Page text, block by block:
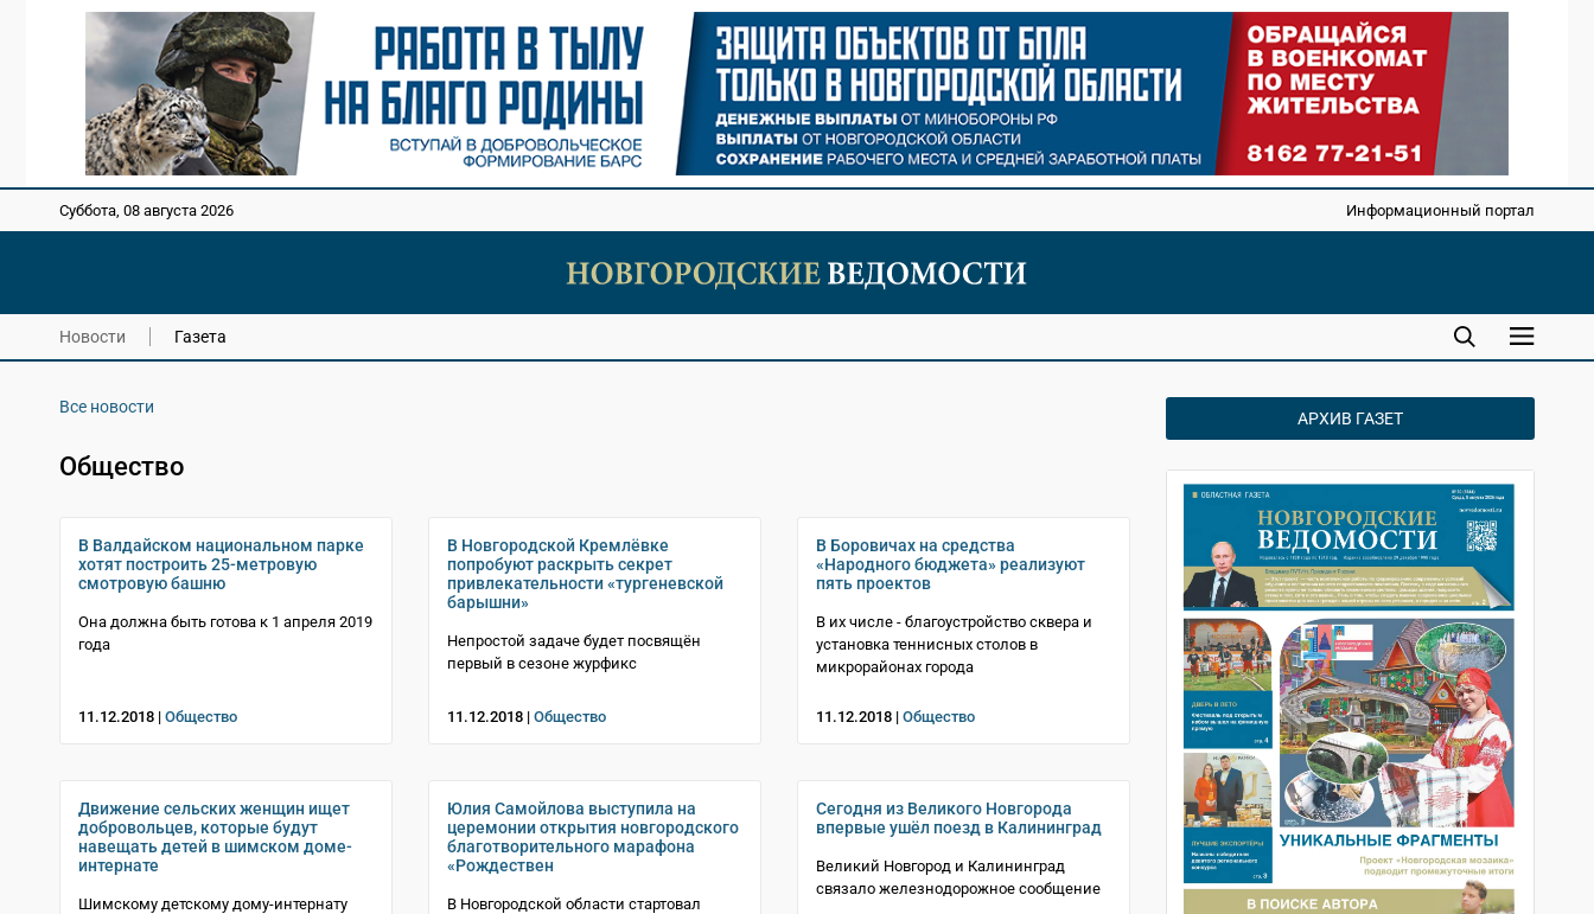
Суббота, 08 августа 2026 Информационный портал
Новости Газета
Все новости
Общество
В Валдайском национальном парке
хотят построить 25-метровую
смотровую башню
Она должна быть готова к 1 апреля 2019
года
11.12.2018 | Общество
В Новгородской Кремлёвке
попробуют раскрыть секрет
привлекательности «тургеневской
барышни»
Непростой задаче будет посвящён
первый в сезоне журфикс
11.12.2018 | Общество
В Боровичах на средства
«Народного бюджета» реализуют
пять проектов
В их числе - благоустройство сквера и
установка теннисных столов в
микрорайонах города
11.12.2018 | Общество
Движение сельских женщин ищет
добровольцев, которые будут
навещать детей в шимском доме-
интернате
Шимскому детскому дому-интернату
Юлия Самойлова выступила на
церемонии открытия новгородского
благотворительного марафона
«Рождествен
В Новгородской области стартовал
Сегодня из Великого Новгорода
впервые ушёл поезд в Калининград
Великий Новгород и Калининград
связало железнодорожное сообщение
АРХИВ ГАЗЕТ